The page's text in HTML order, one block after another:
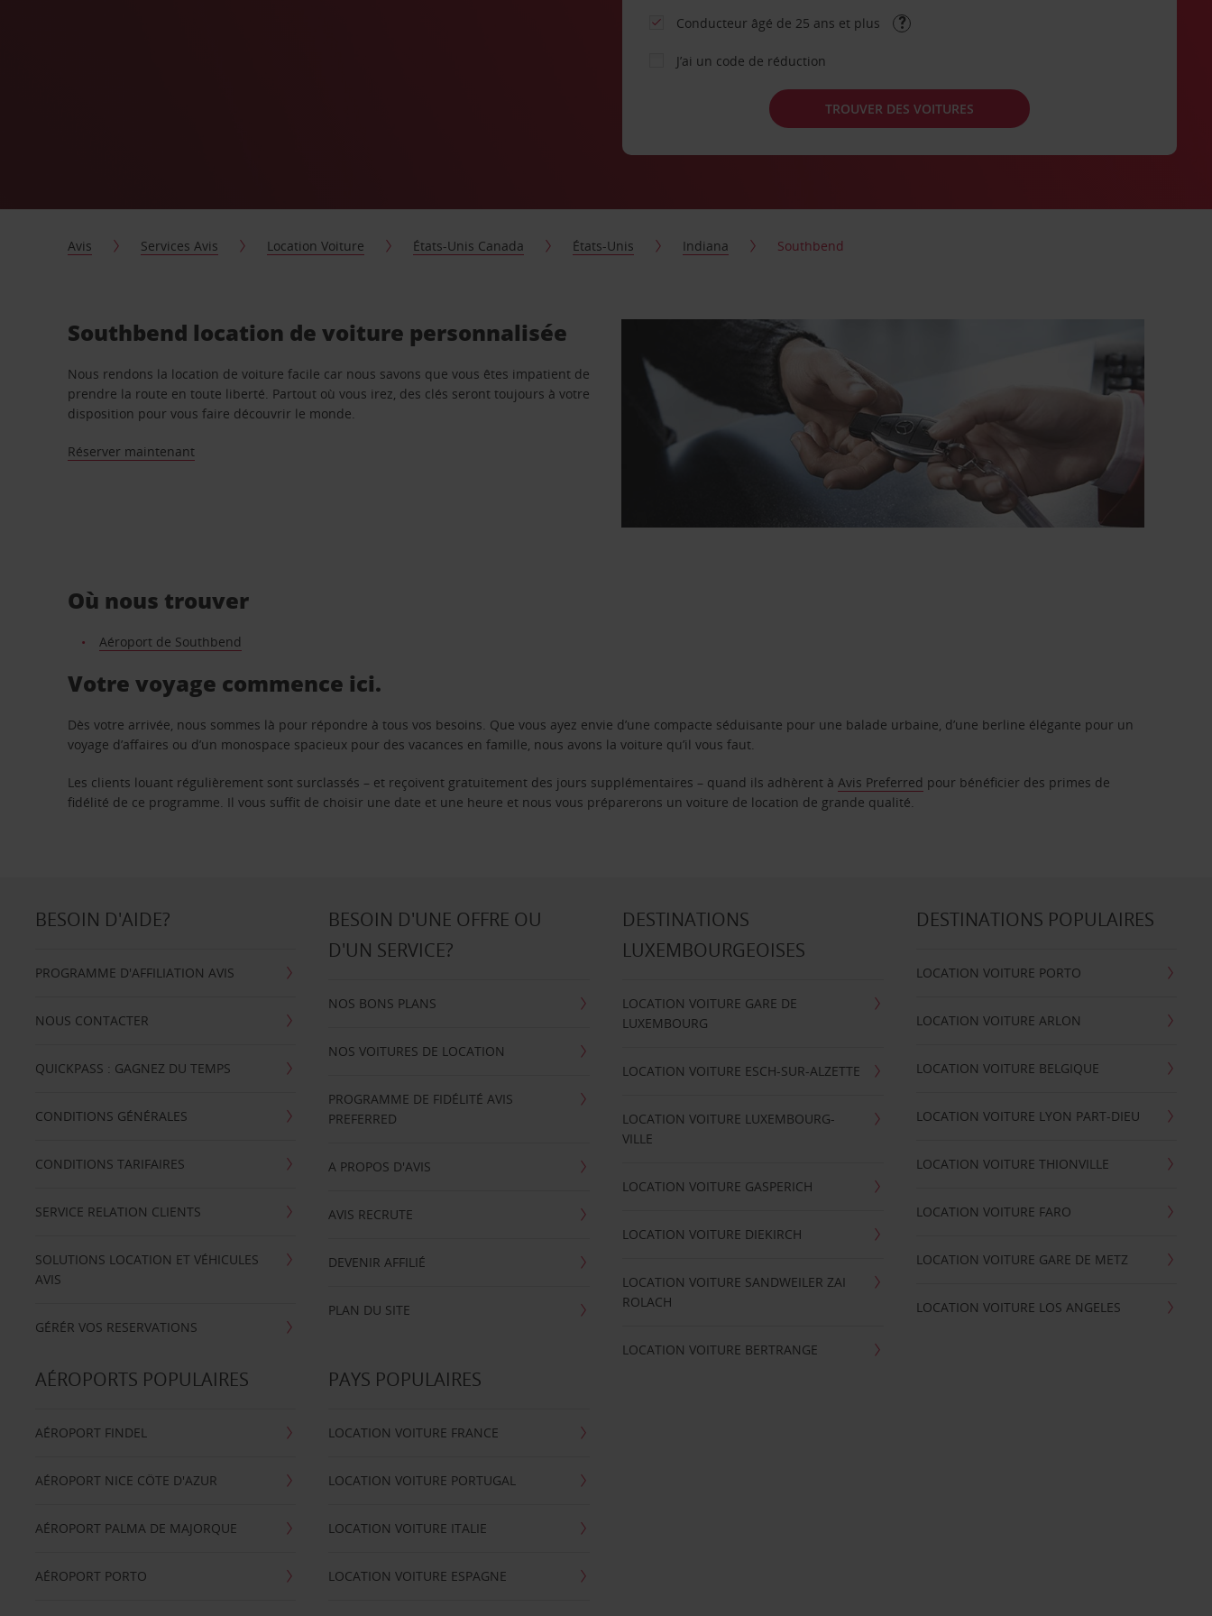
Conducteur âgé de 25 ans et plus
J’ai un code de réduction
TROUVER DES VOITURES
Avis Services Avis Location Voiture États-Unis Canada États-Unis Indiana Southbend
Southbend location de voiture personnalisée
Nous rendons la location de voiture facile car nous savons que vous êtes impatient de
prendre la route en toute liberté. Partout où vous irez, des clés seront toujours à votre
disposition pour vous faire découvrir le monde.
Réserver maintenant
Où nous trouver
Aéroport de Southbend
Votre voyage commence ici.
Dès votre arrivée, nous sommes là pour répondre à tous vos besoins. Que vous ayez envie d’une compacte séduisante pour une balade urbaine, d’une berline élégante pour un
voyage d’affaires ou d’un monospace spacieux pour des vacances en famille, nous avons la voiture qu’il vous faut.
Les clients louant régulièrement sont surclassés – et reçoivent gratuitement des jours supplémentaires – quand ils adhèrent àAvis Preferred pour bénéficier des primes de
fidélité de ce programme. Il vous suffit de choisir une date et une heure et nous vous préparerons un voiture de location de grande qualité.
BESOIN D'AIDE?
PROGRAMME D'AFFILIATION AVIS
NOUS CONTACTER
QUICKPASS : GAGNEZ DU TEMPS
CONDITIONS GÉNÉRALES
CONDITIONS TARIFAIRES
SERVICE RELATION CLIENTS
SOLUTIONS LOCATION ET VÉHICULES
AVIS
GÉRÉR VOS RESERVATIONS
BESOIN D'UNE OFFRE OU
D'UN SERVICE?
NOS BONS PLANS
NOS VOITURES DE LOCATION
PROGRAMME DE FIDÉLITÉ AVIS
PREFERRED
A PROPOS D'AVIS
AVIS RECRUTE
DEVENIR AFFILIÉ
PLAN DU SITE
DESTINATIONS
LUXEMBOURGEOISES
LOCATION VOITURE GARE DE
LUXEMBOURG
LOCATION VOITURE ESCH-SUR-ALZETTE
LOCATION VOITURE LUXEMBOURG-
VILLE
LOCATION VOITURE GASPERICH
LOCATION VOITURE DIEKIRCH
LOCATION VOITURE SANDWEILER ZAI
ROLACH
LOCATION VOITURE BERTRANGE
DESTINATIONS POPULAIRES
LOCATION VOITURE PORTO
LOCATION VOITURE ARLON
LOCATION VOITURE BELGIQUE
LOCATION VOITURE LYON PART-DIEU
LOCATION VOITURE THIONVILLE
LOCATION VOITURE FARO
LOCATION VOITURE GARE DE METZ
LOCATION VOITURE LOS ANGELES
AÉROPORTS POPULAIRES
AÉROPORT FINDEL
AÉROPORT NICE CÖTE D'AZUR
AÉROPORT PALMA DE MAJORQUE
AÉROPORT PORTO
PAYS POPULAIRES
LOCATION VOITURE FRANCE
LOCATION VOITURE PORTUGAL
LOCATION VOITURE ITALIE
LOCATION VOITURE ESPAGNE